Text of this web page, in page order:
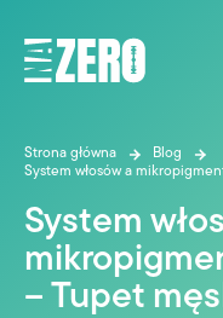
Strona główna
Blog
System włosów a
System
– Tupet